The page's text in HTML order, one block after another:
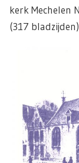
kerk Mechelen
(317